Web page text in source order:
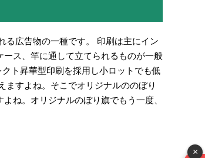
×
る広告物の一種です。 印刷は主にイン
ス、竿に通して立てられるものが一般
ト昇華型印刷を採用し小ロットでも低
ますよね。そこでオリジナルののぼり
ね。オリジナルのぼり旗でもう一度、